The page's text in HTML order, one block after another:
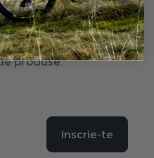
la newsletter
oferte exclusive și ultima
produse.
Inscrie-te